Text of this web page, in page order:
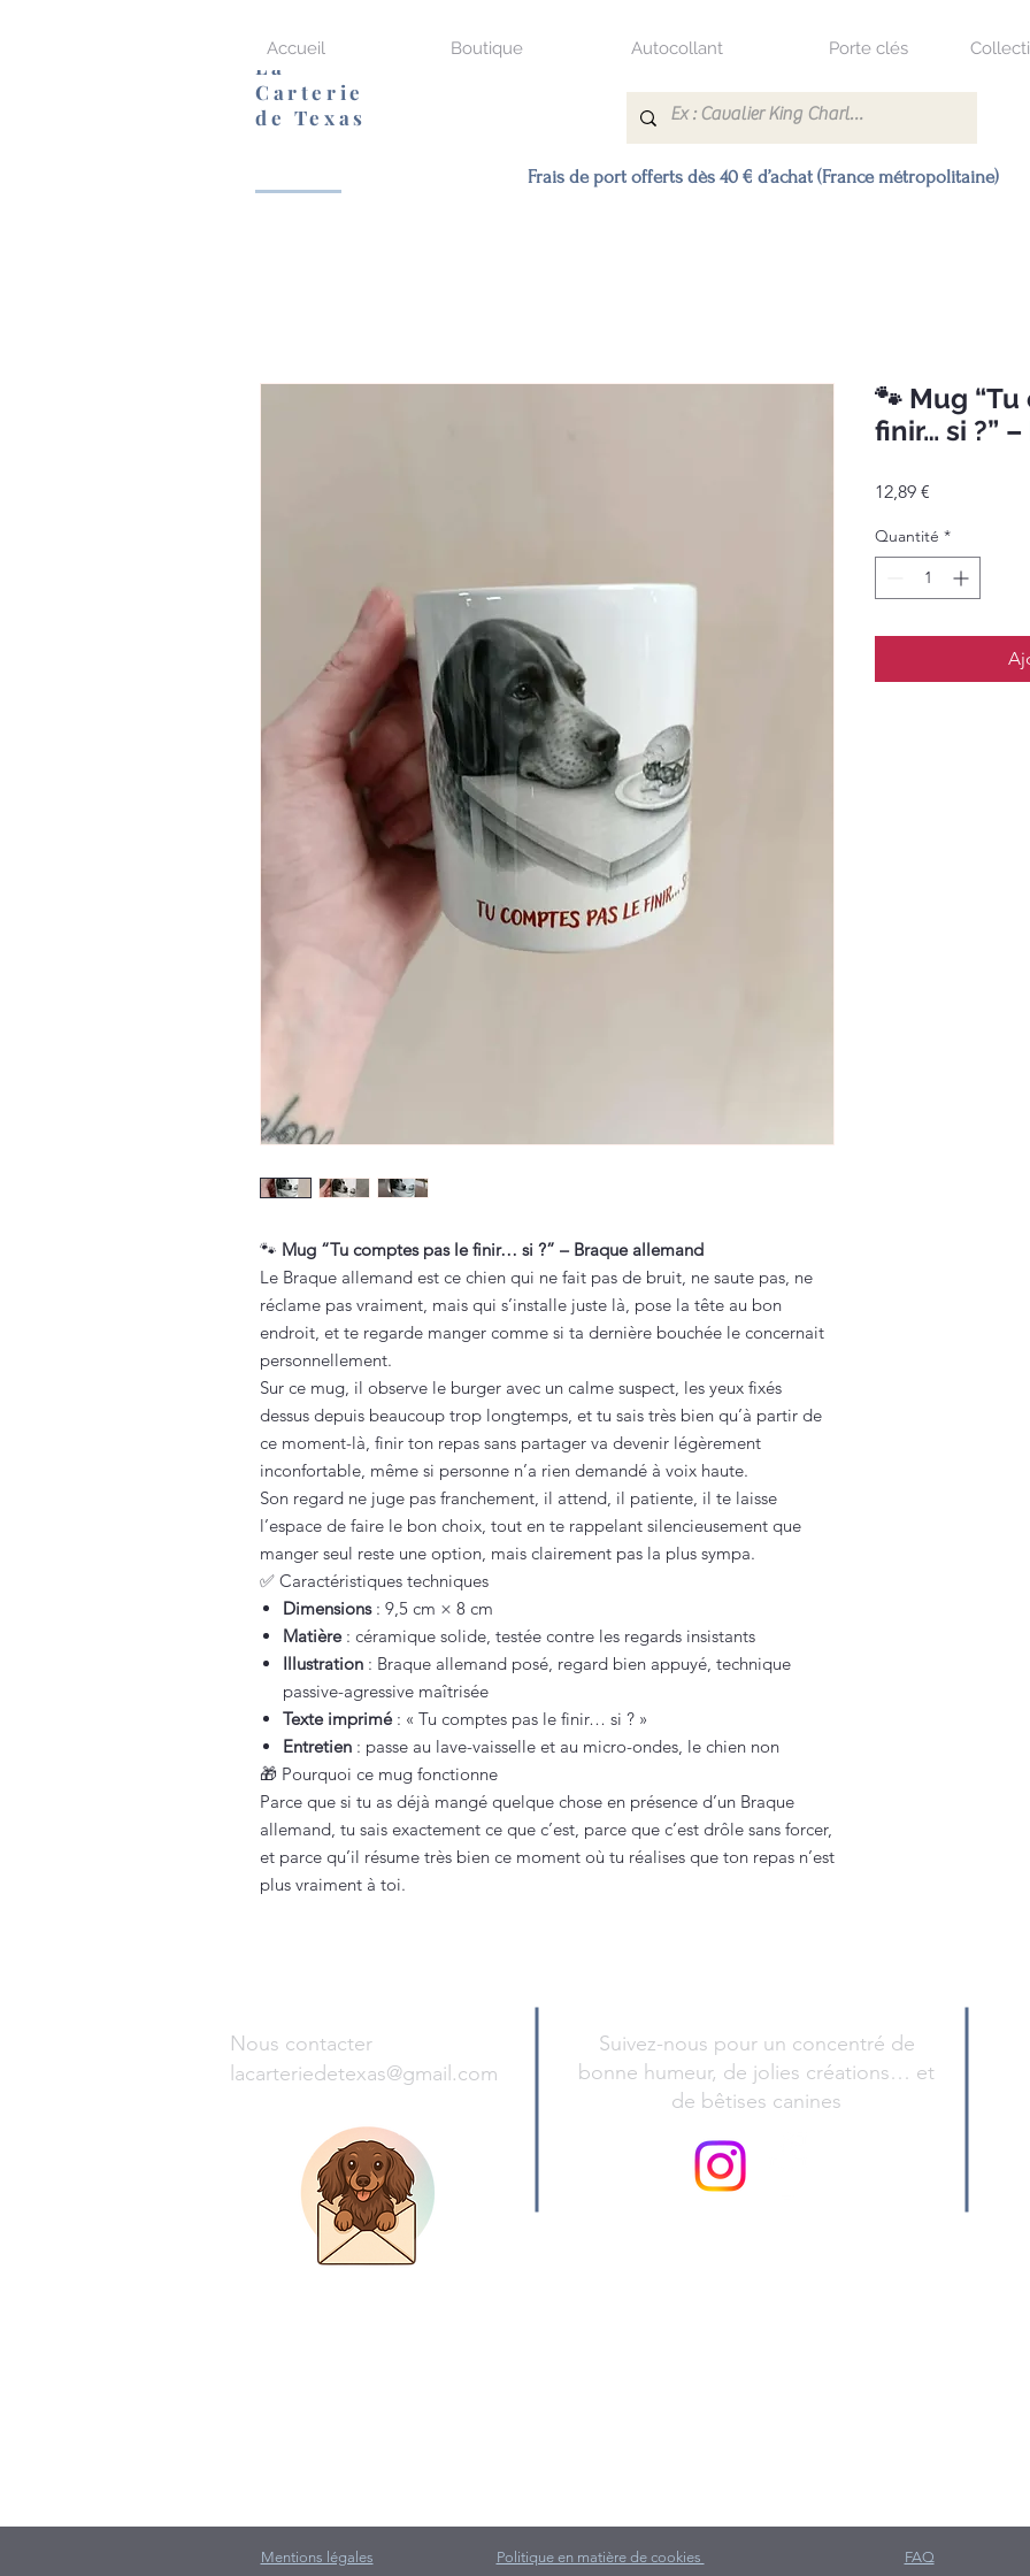
La
Carterie
de Texas
Accueil Boutique Autocollant Porte clés
Frais de port offerts dès 40 € d’achat (France métropolitaine)
🐾 Mug “Tu comptes pas le finir… si ?” – Braque allemand
Le Braque allemand est ce chien qui ne fait pas de bruit, ne saute pas, ne
réclame pas vraiment, mais qui s’installe juste là, pose la tête au bon
endroit, et te regarde manger comme si ta dernière bouchée le concernait
personnellement.
Sur ce mug, il observe le burger avec un calme suspect, les yeux fixés
dessus depuis beaucoup trop longtemps, et tu sais très bien qu’à partir de
ce moment-là, finir ton repas sans partager va devenir légèrement
inconfortable, même si personne n’a rien demandé à voix haute.
Son regard ne juge pas franchement, il attend, il patiente, il te laisse
l’espace de faire le bon choix, tout en te rappelant silencieusement que
manger seul reste une option, mais clairement pas la plus sympa.
✅ Caractéristiques techniques
Dimensions: 9,5 cm × 8 cm
Matière: céramique solide, testée contre les regards insistants
Illustration : Braque allemand posé, regard bien appuyé, technique
passive-agressive maîtrisée
Texte imprimé: « Tu comptes pas le finir… si ? »
Entretien : passe au lave-vaisselle et au micro-ondes, le chien non
🎁 Pourquoi ce mug fonctionne
Parce que si tu as déjà mangé quelque chose en présence d’un Braque
allemand, tu sais exactement ce que c’est, parce que c’est drôle sans forcer,
et parce qu’il résume très bien ce moment où tu réalises que ton repas n’est
plus vraiment à toi.
🐾 Mug
finir… si ?”
12,89 €
Quantité *
Nous contacter
lacarteriedetexas@gmail.com
Suivez-nous pour un concentré de
bonne humeur, de jolies créations… et
de bêtises canines
Mentions légales Politique en matière de cookies FAQ